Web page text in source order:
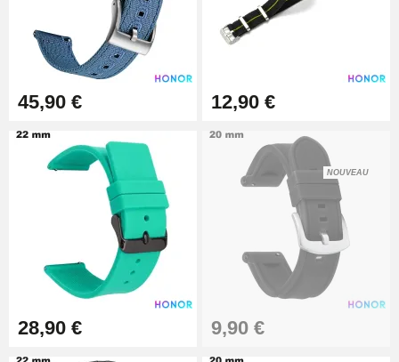
Extracteur de Bracelet de
45,90 € 12,90 €
28,90 €
NOUVEAU
9,90 €